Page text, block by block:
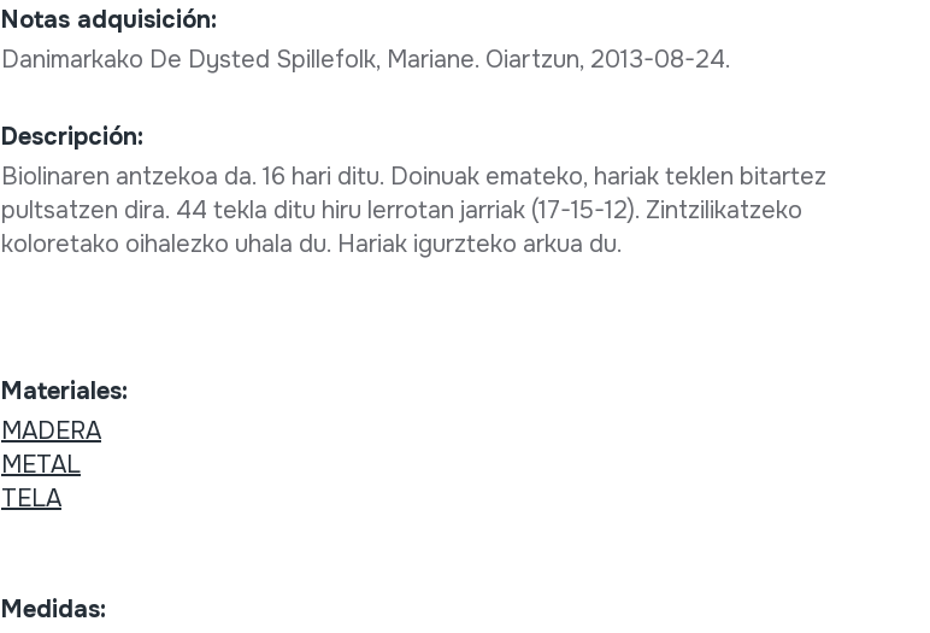
Notas adquisición:
Danimarkako De Dysted Spillefolk, Mariane. Oiartzun, 2013-08-24.
Descripción:
Biolinaren antzekoa da. 16 hari ditu. Doinuak emateko, hariak teklen bitartez
pultsatzen dira. 44 tekla ditu hiru lerrotan jarriak (17-15-12). Zintzilikatzeko
koloretako oihalezko uhala du. Hariak igurzteko arkua du.
Materiales:
MADERA
METAL
TELA
Medidas: